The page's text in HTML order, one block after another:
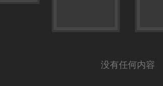
没有任何内容